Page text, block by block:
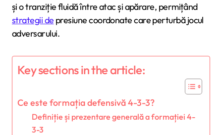
și o tranziție fluidă între atac și apărare, permițând
strategii de presiune coordonate care perturbă jocul
adversarului.
Key sections in the article:
Ce este formația defensivă 4-3-3?
Definiție și prezentare generală a formației 4-
3-3